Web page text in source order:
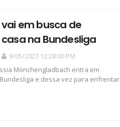
em busca de
na Bundesliga
9/05/2023 12:28:00 PM
Mönchengladbach entra em
e dessa vez para enfrentar